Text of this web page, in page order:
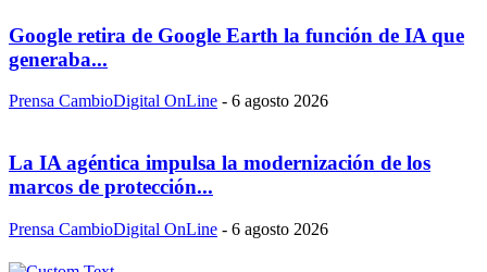
Google retira de Google Earth la función de IA que
generaba...
Prensa CambioDigital OnLine - 6 agosto 2026
La IA agéntica impulsa la modernización de los
marcos de protección...
Prensa CambioDigital OnLine - 6 agosto 2026